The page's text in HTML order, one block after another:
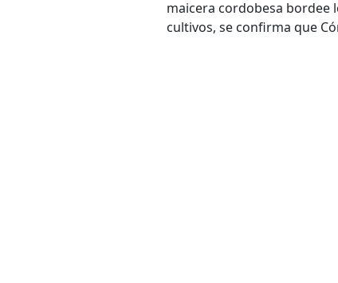
maicera cordobesa bordee
cultivos, se confirma que